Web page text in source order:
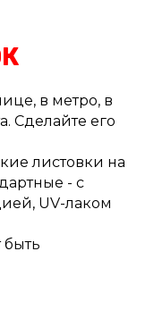
в метро, в
Сделайте его
листовки на
- с
UV-лаком